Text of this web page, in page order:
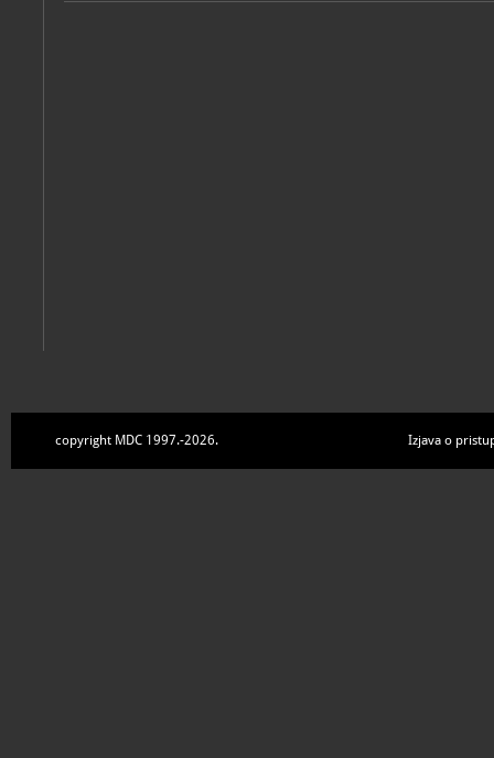
copyright MDC 1997.-2026. Izjava o